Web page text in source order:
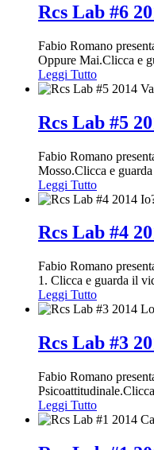
Rcs Lab #6
Fabio Romano
Oppure Mai.Clicca e
Leggi Tutto
Rcs Lab #5
Fabio Romano
Mosso.Clicca e
Leggi Tutto
Rcs Lab #4
Fabio Romano
1. Clicca e guarda il
Leggi Tutto
Rcs Lab #3
Fabio Romano
Leggi Tutto